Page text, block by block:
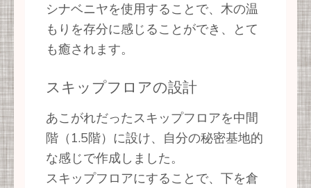
シナベニヤを使用することで、木の温
もりを存分に感じることができ、とて
も癒されます。
スキップフロアの設計
あこがれだったスキップフロアを中間
階（1.5階）に設け、自分の秘密基地的
な感じで作成しました。
スキップフロアにすることで、下を倉